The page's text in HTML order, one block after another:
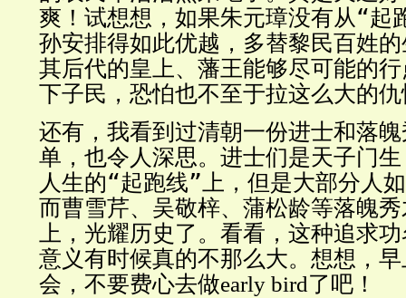
爽！试想想，如果朱元璋没有从“起
孙安排得如此优越，多替黎民百姓
其后代的皇上、藩王能够尽可能的
下子民，恐怕也不至于拉这么大的
还有，我看到过清朝一份进士和落
单，也令人深思。进士们是天子门
人生的“起跑线”上，但是大部分人
而曹雪芹、吴敬梓、蒲松龄等落魄
上，光耀历史了。看看，这种追求
意义有时候真的不那么大。想想，
会，不要费心去做early bird了吧！